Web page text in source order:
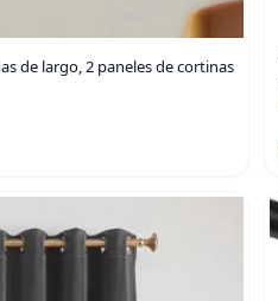
de largo, 2 paneles de cortinas